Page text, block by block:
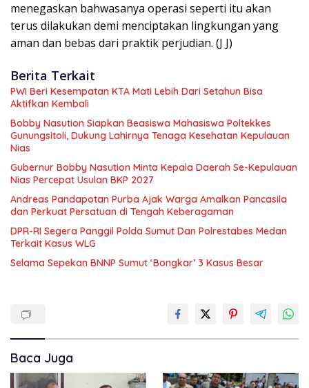
menegaskan bahwasanya operasi seperti itu akan
terus dilakukan demi menciptakan lingkungan yang
aman dan bebas dari praktik perjudian. (J J)
Berita Terkait
PWI Beri Kesempatan KTA Mati Lebih Dari Setahun Bisa
Aktifkan Kembali
Bobby Nasution Siapkan Beasiswa Mahasiswa Poltekkes
Gunungsitoli, Dukung Lahirnya Tenaga Kesehatan Kepulauan
Nias
Gubernur Bobby Nasution Minta Kepala Daerah Se-Kepulauan
Nias Percepat Usulan BKP 2027
Andreas Pandapotan Purba Ajak Warga Amalkan Pancasila
dan Perkuat Persatuan di Tengah Keberagaman
DPR-RI Segera Panggil Polda Sumut Dan Polrestabes Medan
Terkait Kasus WLG
Selama Sepekan BNNP Sumut ‘Bongkar’ 3 Kasus Besar
Baca Juga